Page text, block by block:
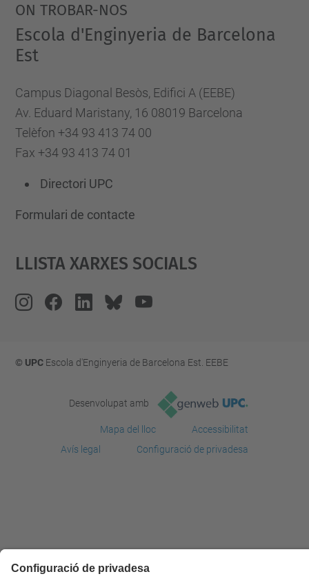
ON TROBAR-NOS
Escola d'Enginyeria de Barcelona
Est
Campus Diagonal Besòs, Edifici A (EEBE)
Av. Eduard Maristany, 16 08019 Barcelona
Telèfon +34 93 413 74 00
Fax +34 93 413 74 01
Directori UPC
Formulari de contacte
Llista Xarxes Socials
© UPCEscola d'Enginyeria de Barcelona Est. EEBE
Desenvolupat amb
Mapa del lloc
Accessibilitat
Avís legal
Configuració de privadesa